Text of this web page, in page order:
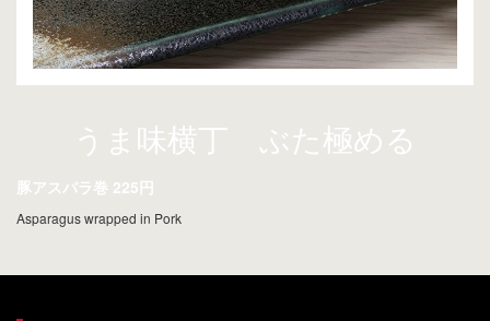
うま味横丁 ぶた極める
豚アスパラ巻 225円
Asparagus wrapped in Pork
お支払方法のご案内
クーポン
お問い合わせ